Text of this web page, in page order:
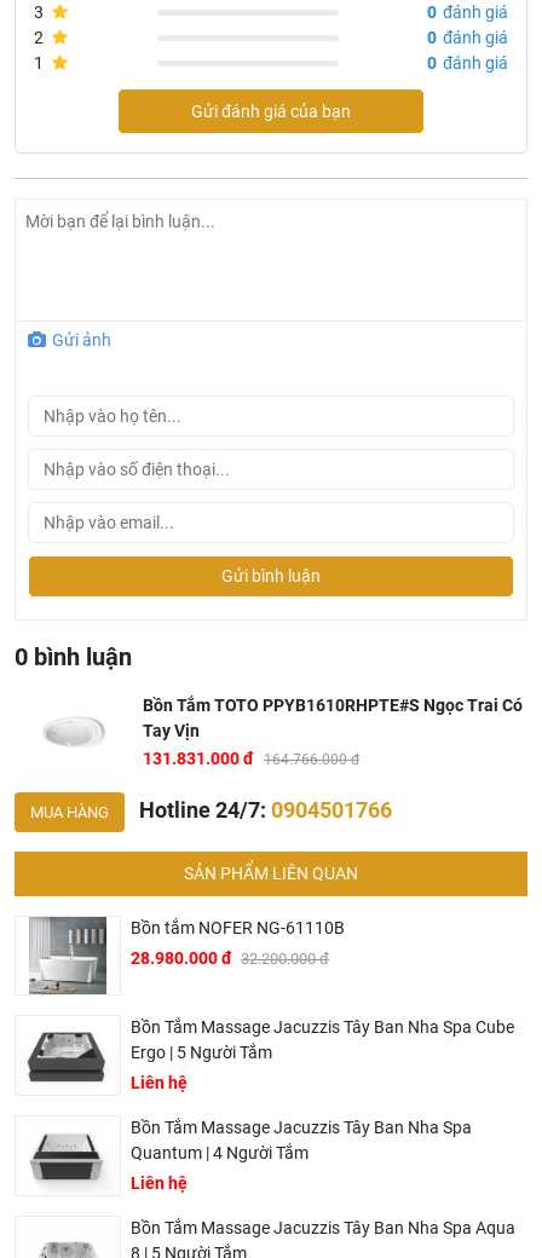
Tại Khali Nguyễn, chúng tôi cam kết:
Cam kết 100% sản phẩm chính hãng, nếu phát hiện ra
hàng giả hàng nhái hoàn tiền 200%.
sản phẩm có chất lượng phù hợp với giá thành và đã bán
là phải có trách nhiệm với hàng hóa và khách hàng!
Bán hàng có tâm: Chúng tôi mong muốn được tư vấn
khách hàng chọn được những sản phẩm phù hợp và
thích hợp để hạn chế được những phiền phức khách
3
0 đánh giá
2
0 đánh giá
1
0 đánh giá
Gửi đánh giá của bạn
Gửi ảnh
Gửi bình luận
0 bình luận
Bồn Tắm TOTO PPYB1610RHPTE#S Ngọc Trai Có
Tay Vịn
131.831.000 đ 164.766.000 đ
MUA HÀNG Hotline 24/7: 0904501766
SẢN PHẨM LIÊN QUAN
Bồn tắm NOFER NG-61110B
28.980.000 đ 32.200.000 đ
Bồn Tắm Massage Jacuzzis Tây Ban Nha Spa Cube
Ergo | 5 Người Tắm
Liên hệ
Bồn Tắm Massage Jacuzzis Tây Ban Nha Spa
Quantum | 4 Người Tắm
Liên hệ
Bồn Tắm Massage Jacuzzis Tây Ban Nha Spa Aqua
8 | 5 Người Tắm